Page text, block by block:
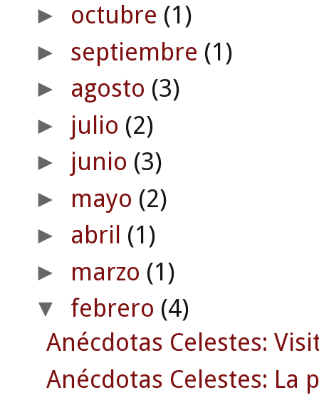
► octubre (1)
► septiembre (1)
► agosto (3)
► julio (2)
► junio (3)
► mayo (2)
► abril (1)
► marzo (1)
▼ febrero (4)
Anécdotas Celestes:
Anécdotas Celestes: